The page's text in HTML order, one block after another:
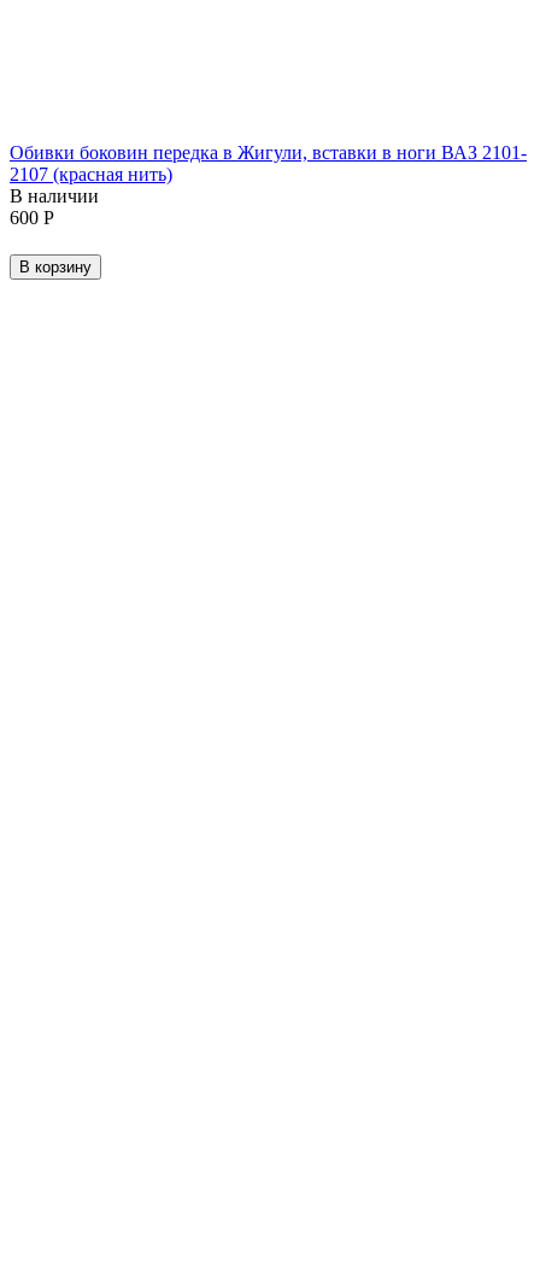
Обивки боковин передка в Жигули, вставки в ноги ВАЗ 2101-
2107 (красная нить)
В наличии
‍600‍ Р
В корзину